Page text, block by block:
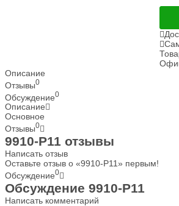
Описание
Отзывы0
Обсуждение0
Описание
Основное
Отзывы0
9910-P11 отзывы
Написать отзыв
Оставьте отзыв о «9910-P11» первым!
Обсуждение0
Обсуждение 9910-P11
Написать комментарий